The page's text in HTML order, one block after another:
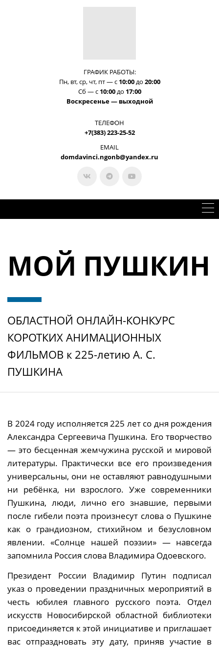
ГРАФИК РАБОТЫ:
Пн, вт, ср, чт, пт —с 10:00до 20:00
Сб —с 10:00до 17:00
Воскресенье — выходной
ТЕЛЕФОН
+7(383) 223-25-52
EMAIL
domdavinci.ngonb@yandex.ru
МОЙ ПУШКИН
ОБЛАСТНОЙ ОНЛАЙН-КОНКУРС
КОРОТКИХ АНИМАЦИОННЫХ
ФИЛЬМОВ к 225-летию А. С.
ПУШКИНА
В 2024 году исполняется 225 лет со дня рождения
Александра Сергеевича Пушкина. Его творчество
— это бесценная жемчужина русской и мировой
литературы. Практически все его произведения
универсальны, они не оставляют равнодушными
ни ребёнка, ни взрослого. Уже современники
Пушкина, люди, лично его знавшие, первыми
после гибели поэта произнесут слова о Пушкине
как о грандиозном, стихийном и безусловном
явлении. «Солнце нашей поэзии» — навсегда
запомнила Россия слова Владимира Одоевского.
Президент России Владимир Путин подписал
указ о проведении праздничных мероприятий в
честь юбилея главного русского поэта. Отдел
искусств Новосибирской областной библиотеки
присоединяется к этой инициативе и приглашает
вас отпраздновать эту дату, приняв участие в